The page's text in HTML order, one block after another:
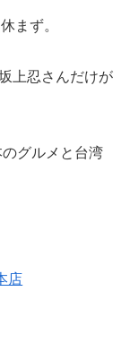
まず。
上忍さんだけが
グルメと台湾
店